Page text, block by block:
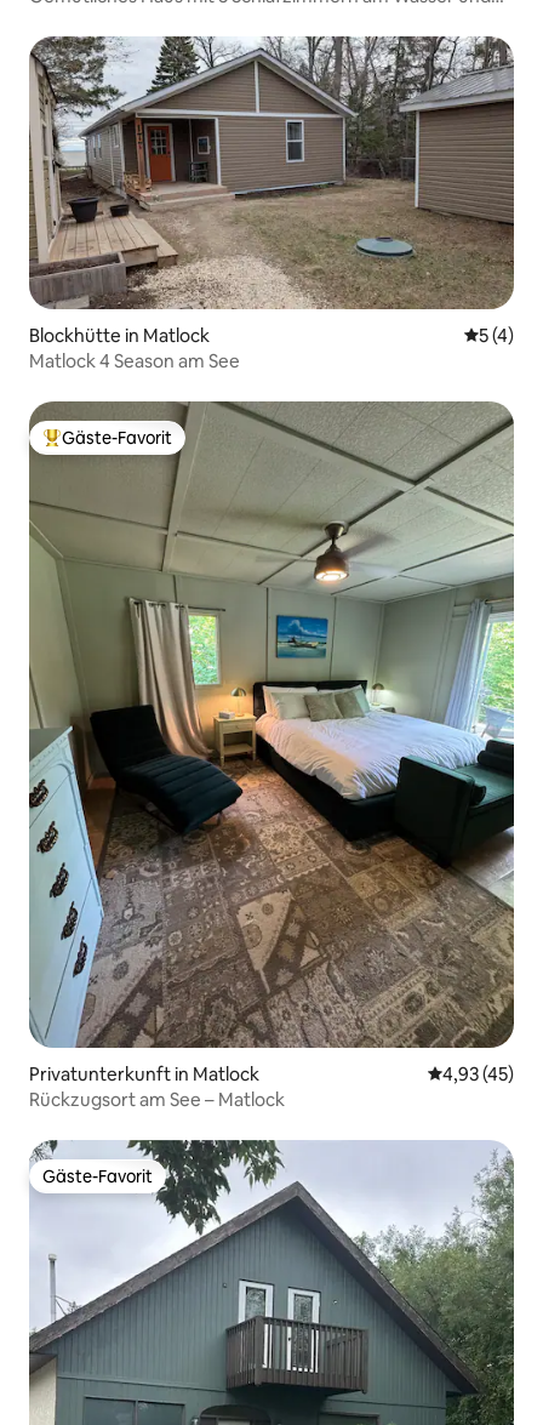
Blockhütte in Matlock
5 (4)
Matlock 4 Season am See
Beliebter Gäste-Favorit.
Gäste-Favorit
Privatunterkunft in Matlock
4,93 (45)
Rückzugsort am See – Matlock
Gäste-Favorit
Gäste-Favorit